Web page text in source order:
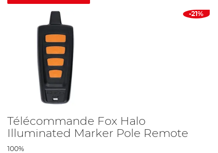
-21%
Télécommande Fox Halo
Illuminated Marker Pole Remote
100%